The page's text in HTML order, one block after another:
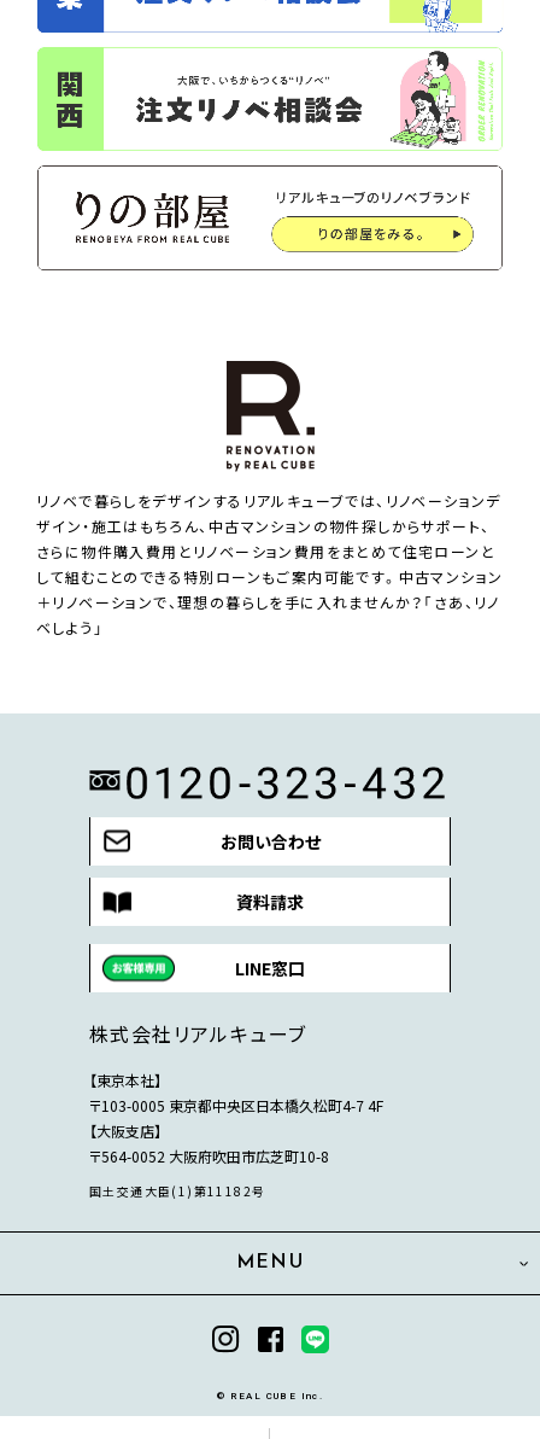
リノベで暮らしをデザインするリアルキューブでは、リノベーションデ
ザイン・施工はもちろん、中古マンションの物件探しからサポート、
さらに物件購入費用とリノベーション費用をまとめて住宅ローンと
して組むことのできる特別ローンもご案内可能です。中古マンション
＋リノベーションで、理想の暮らしを手に入れませんか？「さあ、リノ
ベしよう」
お問い合わせ
資料請求
LINE窓口
株式会社リアルキューブ
【東京本社】
〒103-0005 東京都中央区日本橋久松町4-7 4F
【大阪支店】
〒564-0052 大阪府吹田市広芝町10-8
国土交通大臣(1)第11182号
MENU
© REAL CUBE Inc.